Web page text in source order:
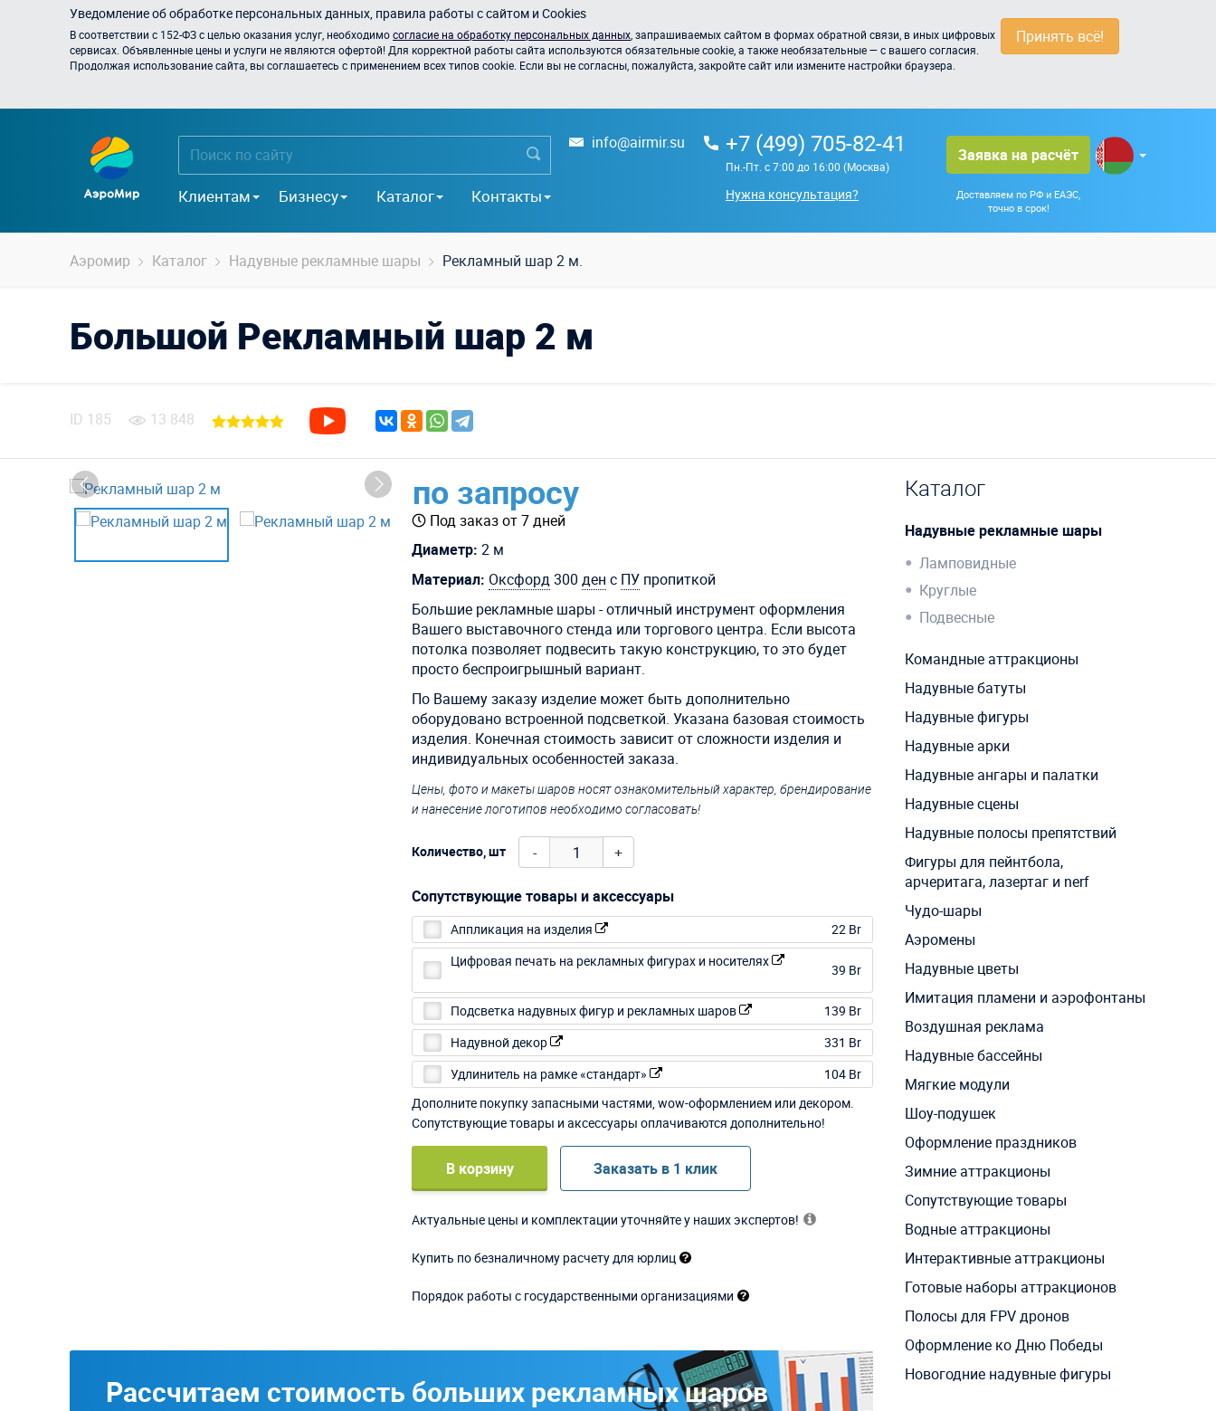
Принять всё!
Уведомление об обработке персональных данных, правила работы с сайтом и Cookies
В соответствии с 152-ФЗ с целью оказания услуг, необходимосогласие на обработку персональных данных , запрашиваемых сайтом в формах обратной связи, в иных цифровых
сервисах. Объявленные цены и услуги не являются офертой! Для корректной работы сайта используются обязательные cookie, а также необязательные — с вашего согласия.
Продолжая использование сайта, вы соглашаетесь с применением всех типов cookie. Если вы не согласны, пожалуйста, закройте сайт или измените настройки браузера.
Клиентам Бизнесу Каталог Контакты
info@airmir.su +7 (499) 705-82-41
Пн.-Пт. с 7:00 до 16:00 (Москва)
Нужна консультация?
Заявка на расчёт
Доставляем по РФ и ЕАЭС,
точно в срок!
Аэромир Каталог Надувные рекламные шары Рекламный шар 2 м.
Большой Рекламный шар 2 м
ID 185 13 848
по запросу
Под заказ от 7 дней
Диаметр: 2 м
Материал: Оксфорд300ден с ПУ пропиткой
Большие рекламные шары - отличный инструмент оформления
Вашего выставочного стенда или торгового центра. Если высота
потолка позволяет подвесить такую конструкцию, то это будет
просто беспроигрышный вариант.
По Вашему заказу изделие может быть дополнительно
оборудовано встроенной подсветкой.Указана базовая стоимость
изделия. Конечная стоимость зависит от сложности изделия и
индивидуальных особенностей заказа.
Цены, фото и макеты шаров носят ознакомительный характер, брендирование
и нанесение логотипов необходимо согласовать!
Количество, шт - +
Сопутствующие товары и аксессуары
Аппликация на изделия
22 Br
Цифровая печать на рекламных фигурах и носителях
39 Br
Подсветка надувных фигур и рекламных шаров
139 Br
Надувной декор
331 Br
Удлинитель на рамке «стандарт»
104 Br
Дополните покупку запасными частями, wow-оформлением или декором.
Сопутствующие товары и аксессуары оплачиваются дополнительно!
В корзину Заказать в 1 клик
Актуальные цены и комплектации уточняйте у наших экспертов!
Купить по безналичному расчету для юрлиц
Порядок работы с государственными организациями
Рассчитаем стоимость больших рекламных шаров
Каталог
Надувные рекламные шары
Ламповидные
Круглые
Подвесные
Командные аттракционы
Надувные батуты
Надувные фигуры
Надувные арки
Надувные ангары и палатки
Надувные сцены
Надувные полосы препятствий
Фигуры для пейнтбола,
арчеритага, лазертаг и nerf
Чудо-шары
Аэромены
Надувные цветы
Имитация пламени и аэрофонтаны
Воздушная реклама
Надувные бассейны
Мягкие модули
Шоу-подушек
Оформление праздников
Зимние аттракционы
Сопутствующие товары
Водные аттракционы
Интерактивные аттракционы
Готовые наборы аттракционов
Полосы для FPV дронов
Оформление ко Дню Победы
Новогодние надувные фигуры